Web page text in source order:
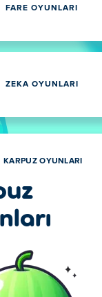
FARE OYUNLARI
ZEKA OYUNLARI
KARPUZ OYUNLARI